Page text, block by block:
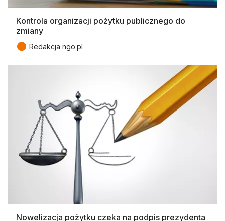
Kontrola organizacji pożytku publicznego do
zmiany
● Redakcja ngo.pl
Nowelizacja pożytku czeka na podpis prezydenta